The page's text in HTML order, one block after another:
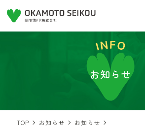
お知らせ
TOP お知らせ
お知らせ